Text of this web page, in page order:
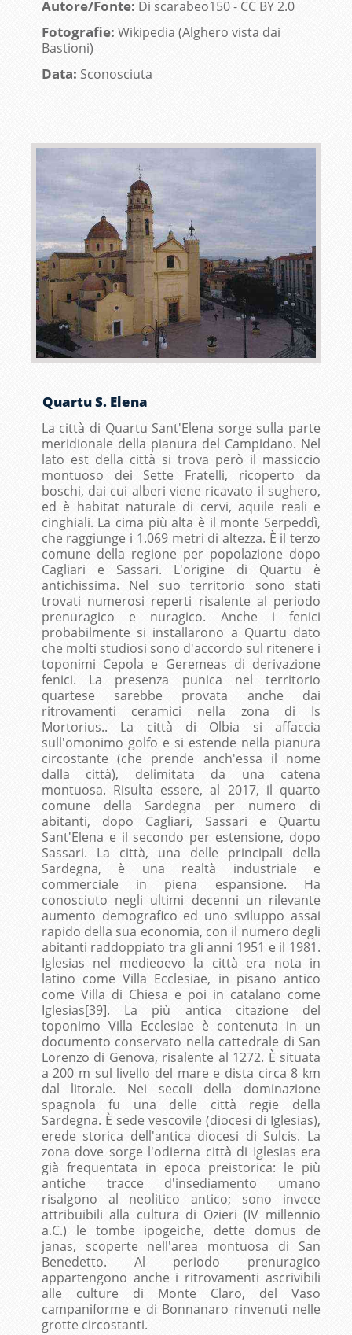
Autore/Fonte: Di scarabeo150 - CC BY 2.0
Fotografie: Wikipedia (Alghero vista dai
Bastioni)
Data: Sconosciuta
Quartu S. Elena
La città di Quartu Sant'Elena sorge sulla parte
meridionale della pianura del Campidano. Nel
lato est della città si trova però il massiccio
montuoso dei Sette Fratelli, ricoperto da
boschi, dai cui alberi viene ricavato il sughero,
ed è habitat naturale di cervi, aquile reali e
cinghiali. La cima più alta è il monte Serpeddì,
che raggiunge i 1.069 metri di altezza. È il terzo
comune della regione per popolazione dopo
Cagliari e Sassari. L'origine di Quartu è
antichissima. Nel suo territorio sono stati
trovati numerosi reperti risalente al periodo
prenuragico e nuragico. Anche i fenici
probabilmente si installarono a Quartu dato
che molti studiosi sono d'accordo sul ritenere i
toponimi Cepola e Geremeas di derivazione
fenici. La presenza punica nel territorio
quartese sarebbe provata anche dai
ritrovamenti ceramici nella zona di Is
Mortorius.. La città di Olbia si affaccia
sull'omonimo golfo e si estende nella pianura
circostante (che prende anch'essa il nome
dalla città), delimitata da una catena
montuosa. Risulta essere, al 2017, il quarto
comune della Sardegna per numero di
abitanti, dopo Cagliari, Sassari e Quartu
Sant'Elena e il secondo per estensione, dopo
Sassari. La città, una delle principali della
Sardegna, è una realtà industriale e
commerciale in piena espansione. Ha
conosciuto negli ultimi decenni un rilevante
aumento demografico ed uno sviluppo assai
rapido della sua economia, con il numero degli
abitanti raddoppiato tra gli anni 1951 e il 1981.
Iglesias nel medieoevo la città era nota in
latino come Villa Ecclesiae, in pisano antico
come Villa di Chiesa e poi in catalano come
Iglesias[39]. La più antica citazione del
toponimo Villa Ecclesiae è contenuta in un
documento conservato nella cattedrale di San
Lorenzo di Genova, risalente al 1272. È situata
a 200 m sul livello del mare e dista circa 8 km
dal litorale. Nei secoli della dominazione
spagnola fu una delle città regie della
Sardegna. È sede vescovile (diocesi di Iglesias),
erede storica dell'antica diocesi di Sulcis. La
zona dove sorge l'odierna città di Iglesias era
già frequentata in epoca preistorica: le più
antiche tracce d'insediamento umano
risalgono al neolitico antico; sono invece
attribuibili alla cultura di Ozieri (IV millennio
a.C.) le tombe ipogeiche, dette domus de
janas, scoperte nell'area montuosa di San
Benedetto. Al periodo prenuragico
appartengono anche i ritrovamenti ascrivibili
alle culture di Monte Claro, del Vaso
campaniforme e di Bonnanaro rinvenuti nelle
grotte circostanti.